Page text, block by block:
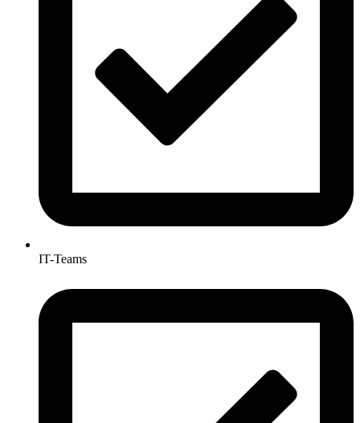
IT-Teams